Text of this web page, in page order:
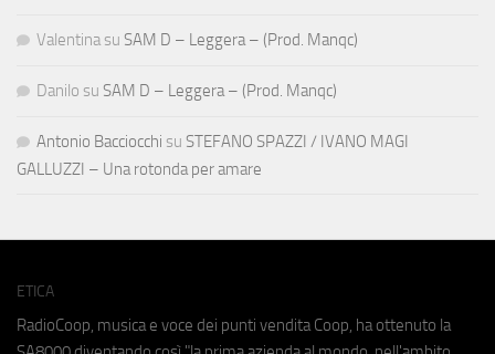
Valentina su SAM D – Leggera – (Prod. Manqc)
Danilo su SAM D – Leggera – (Prod. Manqc)
Antonio Bacciocchi su STEFANO SPAZZI / IVANO MAGI
GALLUZZI – Una rotonda per amare
ETICA
RadioCoop, musica e voce dei punti vendita Coop, ha ottenuto la